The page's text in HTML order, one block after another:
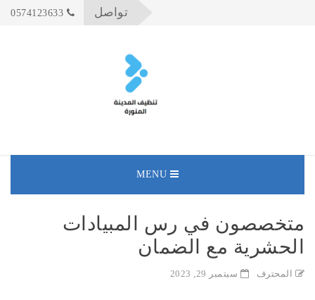
تواصل
MENU
متخصصون في رس المبيادات
الحشرية مع الضمان
المحترف سبتمبر 29, 2023